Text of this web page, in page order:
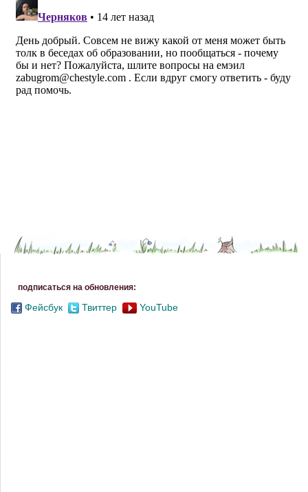
подписаться на обновления:
Фейсбук Твиттер YouTube